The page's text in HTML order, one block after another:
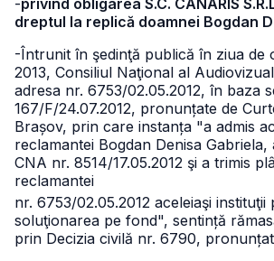
-privind obligarea S.C. CANARIS
dreptul la replică doamnei Bogdan
-Întrunit în şedinţă publică în ziua de
2013, Consiliul Naţional al
adresa nr. 6753/02.05.2012, în baza
167/F/24.07.2012, pronunțate de
Brașov, prin care instanța "a admis
reclamantei Bogdan Denisa Gabriela,
CNA nr. 8514/17.05.2012 şi a trimis
reclamantei
nr. 6753/02.05.2012 aceleiaşi instituţii
soluţionarea pe fond", sentință
prin Decizia civilă nr. 6790,